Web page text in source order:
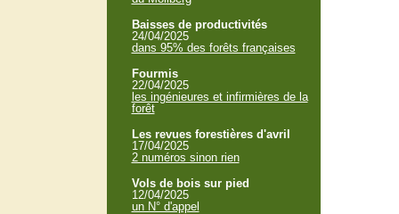
Baisses de productivités
24/04/2025
dans 95% des forêts françaises
Fourmis
22/04/2025
les ingénieures et infirmières de la
forêt
Les revues forestières d'avril
17/04/2025
2 numéros sinon rien
Vols de bois sur pied
12/04/2025
un N° d'appel